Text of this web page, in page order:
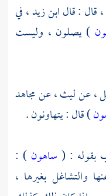
قال : قالابن زيد ،في
) يصلون ، وليست
، عنليث، عنمجاهد
) قال : يتهاونون .
بقوله : ( ساهون ) :
والتشاغل بغيرها ،